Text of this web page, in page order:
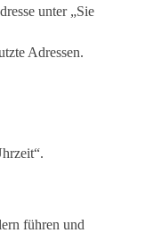
unter „Sie
Adressen.
führen und